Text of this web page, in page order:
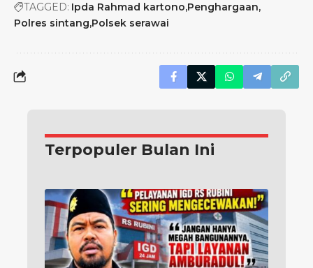
TAGGED: Ipda Rahmad kartono Penghargaan
Polres sintang Polsek serawai
Terpopuler Bulan Ini